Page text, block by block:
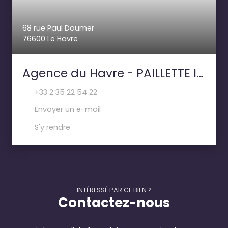
68 rue Paul Doumer
76600 Le Havre
Agence du Havre - PAILLETTE IMMOBILIER
+33 2 35 22 54 22
Envoyer un e-mail
S'y rendre
INTÉRESSÉ PAR CE BIEN ?
Contactez-nous